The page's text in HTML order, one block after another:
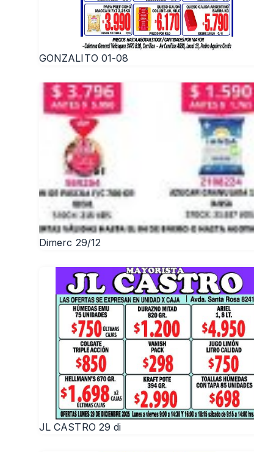
GONZALITO 01-08
Dimerc 29/12
JL CASTRO 29 di